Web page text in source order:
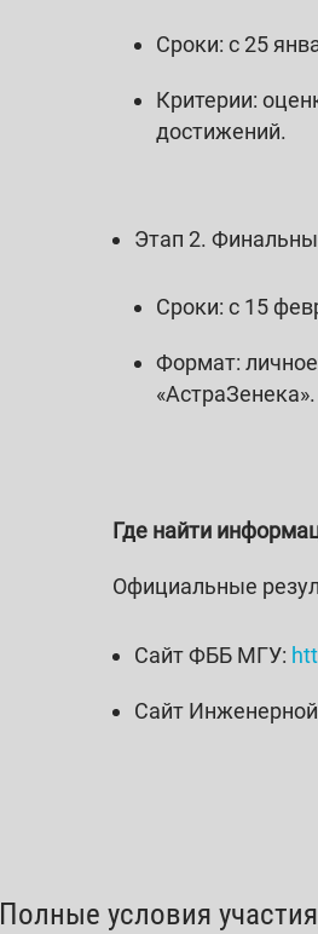
Сроки: с 25
Критерии:
достижений.
Этап 2.
Сроки: с 15
Формат:
«АстраЗенека».
Где найти
Официальные
Сайт ФББ МГУ:
Сайт
Полные условия